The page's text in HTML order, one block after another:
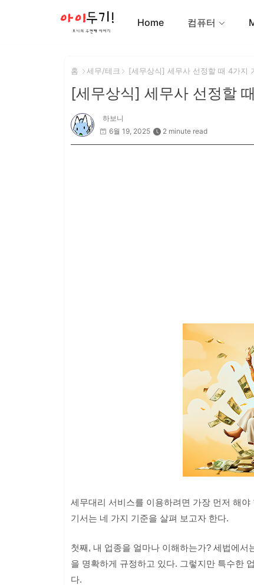
Home 컴퓨터
홈 세무/테크 [세무상식] 세무사 선정할 때 4가지
[세무상식] 세무사 선정할
하보니
6월 19, 2025
2 minute read
세무대리 서비스를 이용하려면 가장 먼저 해
기서는 네 가지 기준을 살펴 보고자 한다.
첫째, 내 업종을 얼마나 이해하는가? 세법에
을 명확하게 규정하고 있다. 그렇지만 특수한
다.